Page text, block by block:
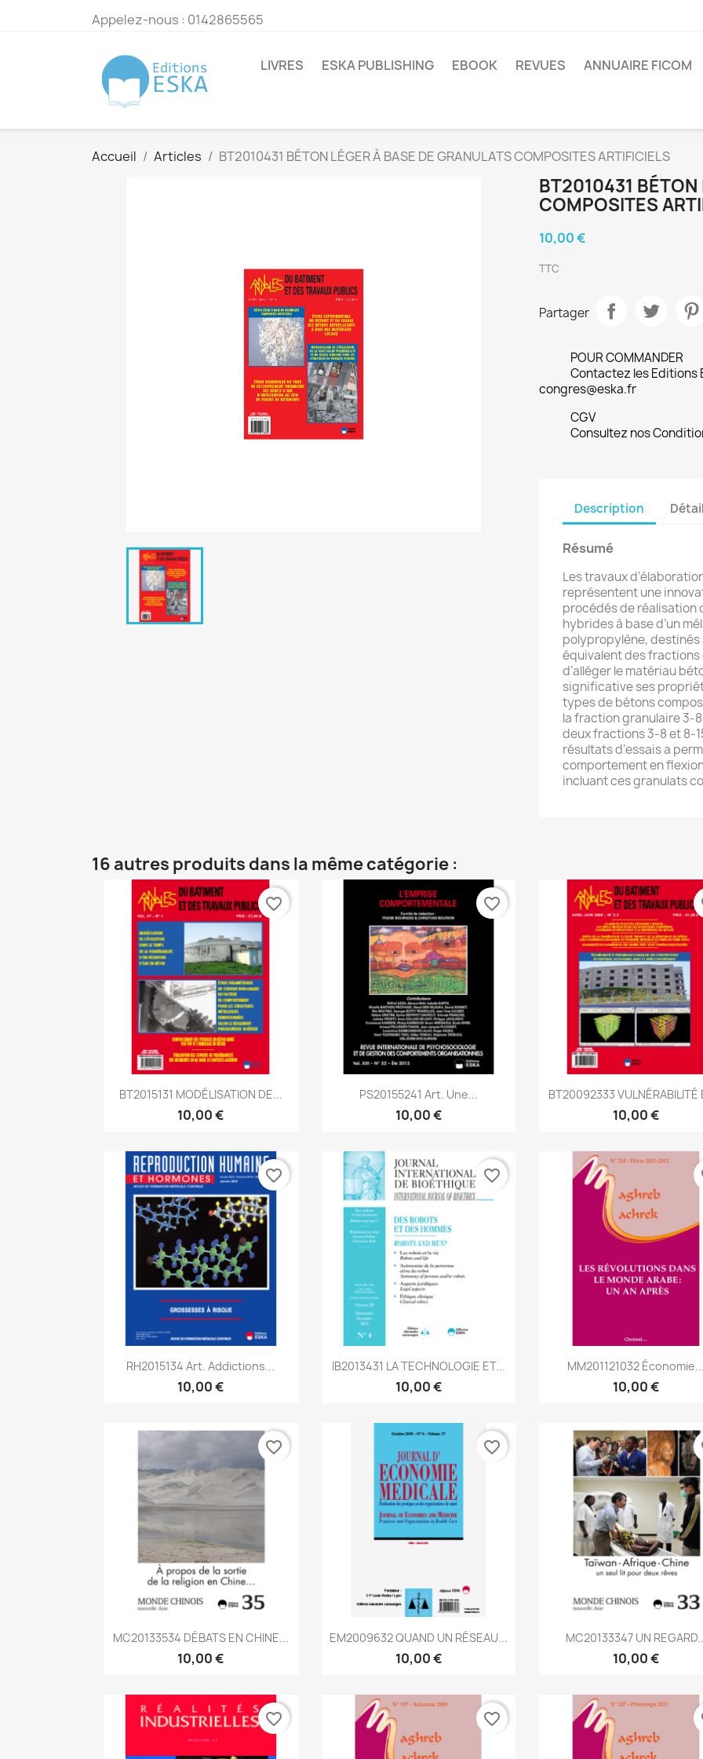
Appelez-nous : 0142865565
LIVRES ESKA PUBLISHING EBOOK REVUES ANNUAIRE FICOM
Accueil Articles BT2010431 BÉTON LÉGER À BASE DE GRANULATS COMPOSITES ARTIFICIELS
BT2010431 BÉTON
COMPOSITES
10,00 €
TTC
Partager
POUR COMMANDER
Contactez les Editions
congres@eska.fr
CGV
Consultez nos
Description
Résumé
Les travaux
représentent une
procédés de réalisation
hybrides à base d’un
polypropylène,
équivalent des
d’alléger le matériau
significative ses
types de bétons
la fraction granulaire 3-
deux fractions 3-8 et 8-
résultats d’essais a
comportement en
incluant ces granulats
16 autres produits dans la même catégorie :
Aperçu rapide
BT2015131 MODÉLISATION DE...
10,00 €
favorite_border
Aperçu rapide
PS20155241 Art. Une...
10,00 €
favorite_border
Aperçu rapide
BT20092333 VULNÉRABILITÉ
10,00 €
Aperçu rapide
RH2015134 Art. Addictions...
10,00 €
favorite_border
 Aperçu rapide
IB2013431 LA TECHNOLOGIE ET...
10,00 €
favorite_border
Aperçu rapide
MM201121032 Économie...
10,00 €
Aperçu rapide
MC20133534 DÉBATS EN CHINE...
10,00 €
favorite_border
Aperçu rapide
EM2009632 QUAND UN RÉSEAU...
10,00 €
favorite_border
Aperçu rapide
MC20133347 UN
10,00 €
favorite_border favorite_border